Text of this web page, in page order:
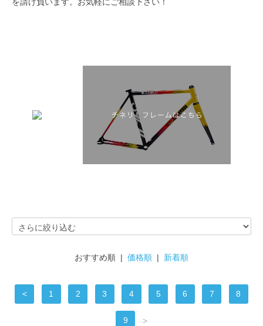
おすすめ順 | 価格順 | 新着順
< 1 2 3 4 5 6 7 8
9 >